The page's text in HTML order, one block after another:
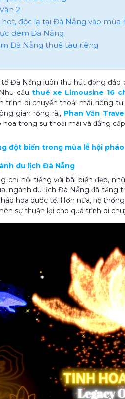
2
độc lạ tại Đà Nẵng vào mùa
đêm Đà Nẵng
Đà Nẵng thuê tàu riêng
tế Đà Nẵng luôn thu hút đông
cầuthuê xe Limousine 16
trình di chuyển thoải mái, riêng
gian rộng rãi, Phan Văn
trong sự thoải mái và đẳng
đột biến trong mùa lễ hội
du lịch Đà Nẵng
chỉ nổi tiếng với bãi biển đẹp,
ngành du lịch Đà Nẵng đã
hoa quốc tế. Hơn nữa, hệ
sự thuận lợi cho quá trình di